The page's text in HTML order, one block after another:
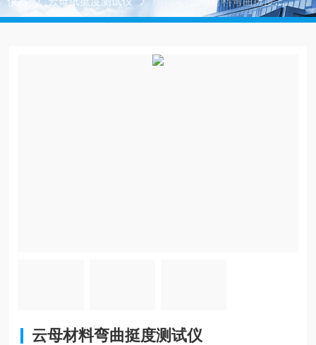
试仪
云母材料弯曲挺度测试仪